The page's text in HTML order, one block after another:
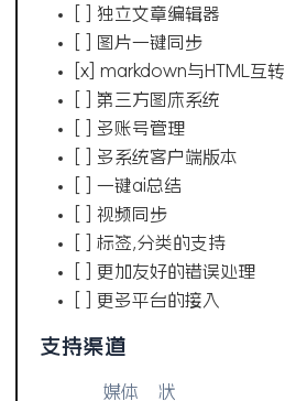
[ ] 独立文章编辑器
[ ] 图片一键同步
[x] markdown与HTML互转
[ ] 第三方图床系统
[ ] 多账号管理
[ ] 多系统客户端版本
[ ] 一键ai总结
[ ] 视频同步
[ ] 标签,分类的支持
[ ] 更加友好的错误处理
[ ] 更多平台的接入
支持渠道
媒体
状